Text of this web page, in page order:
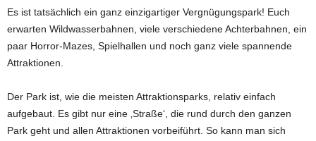
Es ist tatsächlich ein ganz einzigartiger Vergnügungspark! Euch
erwarten Wildwasserbahnen, viele verschiedene Achterbahnen, ein
paar Horror-Mazes, Spielhallen und noch ganz viele spannende
Attraktionen.
Der Park ist, wie die meisten Attraktionsparks, relativ einfach
aufgebaut. Es gibt nur eine ‚Straße‘, die rund durch den ganzen
Park geht und allen Attraktionen vorbeiführt. So kann man sich